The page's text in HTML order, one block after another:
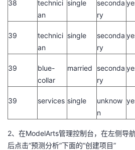
38
technici
an
single
seconda
ry
39
technici
an
single
seconda
ry
39
blue-
collar
married
seconda
ry
39 services single
unknow
n
2、 在ModelArts管理控制台，在左侧导
后点击“预测分析”下面的“创建项目”